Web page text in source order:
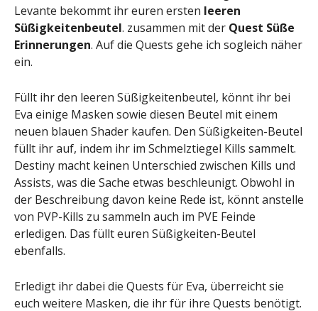
Levante bekommt ihr euren ersten leeren
Süßigkeitenbeutel. zusammen mit der Quest Süße
Erinnerungen. Auf die Quests gehe ich sogleich näher
ein.
Füllt ihr den leeren Süßigkeitenbeutel, könnt ihr bei
Eva einige Masken sowie diesen Beutel mit einem
neuen blauen Shader kaufen. Den Süßigkeiten-Beutel
füllt ihr auf, indem ihr im Schmelztiegel Kills sammelt.
Destiny macht keinen Unterschied zwischen Kills und
Assists, was die Sache etwas beschleunigt. Obwohl in
der Beschreibung davon keine Rede ist, könnt anstelle
von PVP-Kills zu sammeln auch im PVE Feinde
erledigen. Das füllt euren Süßigkeiten-Beutel
ebenfalls.
Erledigt ihr dabei die Quests für Eva, überreicht sie
euch weitere Masken, die ihr für ihre Quests benötigt.